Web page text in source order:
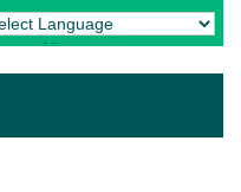
by Translate